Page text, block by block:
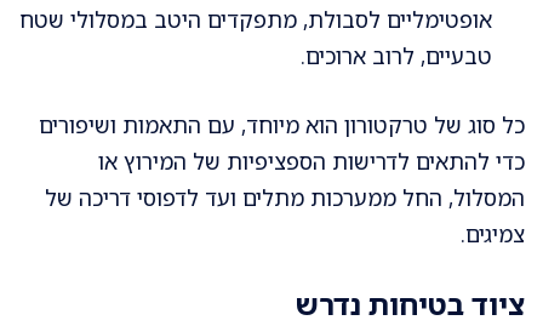
אופטימליים לסבולת, מתפקדים היטב במסלולי שטח
טבעיים, לרוב ארוכים.
כל סוג של טרקטורון הוא מיוחד, עם התאמות ושיפורים
כדי להתאים לדרישות הספציפיות של המירוץ או
המסלול, החל ממערכות מתלים ועד לדפוסי דריכה של
צמיגים.
ציוד בטיחות נדרש